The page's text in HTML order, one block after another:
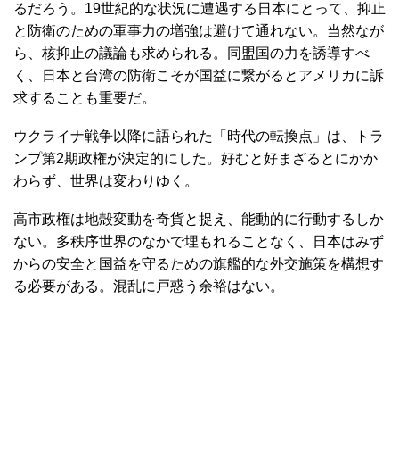
るだろう。19世紀的な状況に遭遇する日本にとって、抑止
と防衛のための軍事力の増強は避けて通れない。当然なが
ら、核抑止の議論も求められる。同盟国の力を誘導すべ
く、日本と台湾の防衛こそが国益に繋がるとアメリカに訴
求することも重要だ。
ウクライナ戦争以降に語られた「時代の転換点」は、トラ
ンプ第2期政権が決定的にした。好むと好まざるとにかか
わらず、世界は変わりゆく。
高市政権は地殻変動を奇貨と捉え、能動的に行動するしか
ない。多秩序世界のなかで埋もれることなく、日本はみず
からの安全と国益を守るための旗艦的な外交施策を構想す
る必要がある。混乱に戸惑う余裕はない。